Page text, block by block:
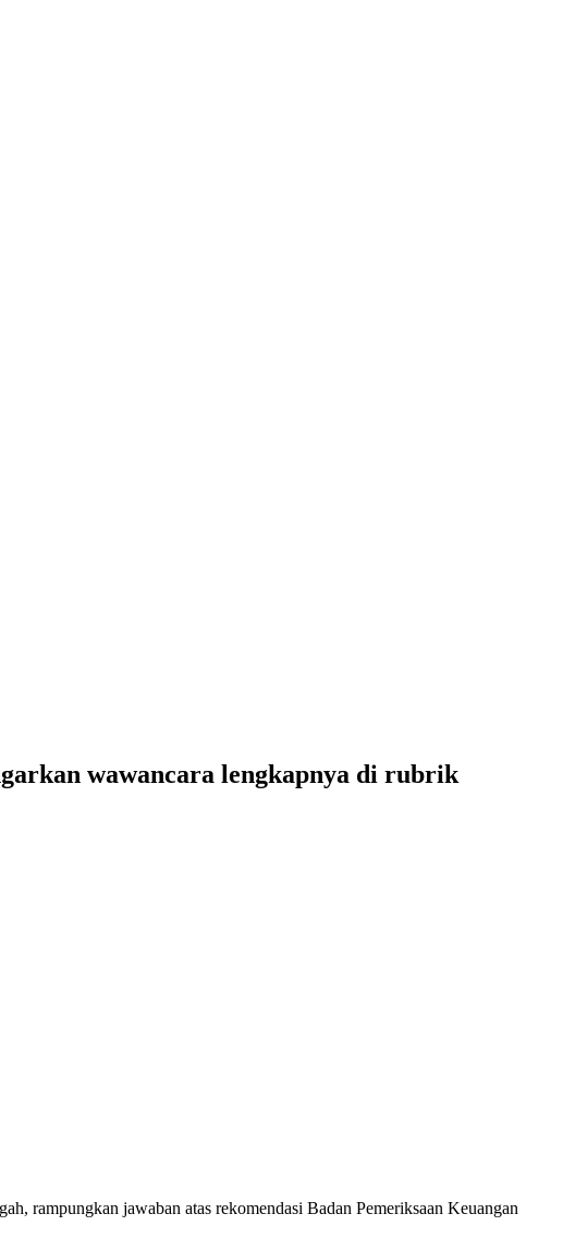
wawancara lengkapnya di rubrik
rampungkan jawaban atas rekomendasi Badan Pemeriksaan Keuangan